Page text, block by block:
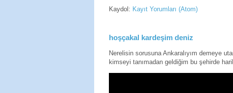
Kaydol: Kayıt Yorumları (Atom)
hoşçakal kardeşim deniz
Nerelisin sorusuna Ankaralıyım demeye
kimseyi tanımadan geldiğim bu şehirde